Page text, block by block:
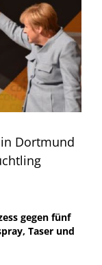
Dortmund
gegen fünf
Taser und